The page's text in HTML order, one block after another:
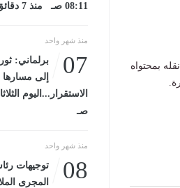
بمحتواه
08:11 صـ منذ 7 دقائق
منذ شهر واحد
07
إلى
صـ
منذ شهر واحد
08
توجيهات
المجرى